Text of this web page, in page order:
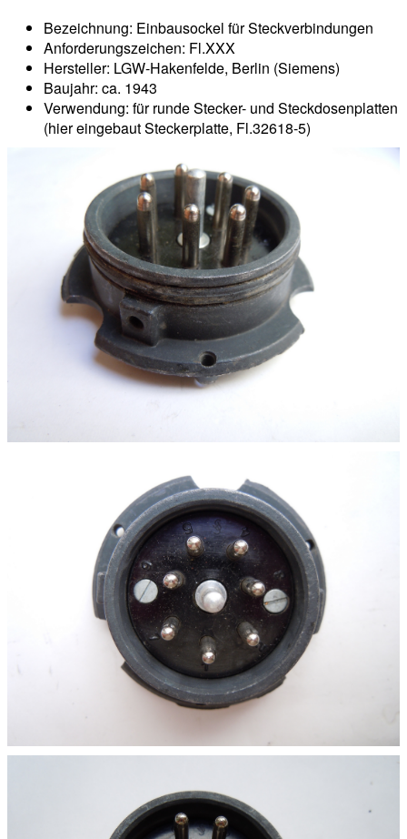
Bezeichnung: Einbausockel für Steckverbindungen
Anforderungszeichen: Fl.XXX
Hersteller: LGW-Hakenfelde, Berlin (Siemens)
Baujahr: ca. 1943
Verwendung: für runde Stecker- und Steckdosenplatten
(hier eingebaut Steckerplatte, Fl.32618-5)